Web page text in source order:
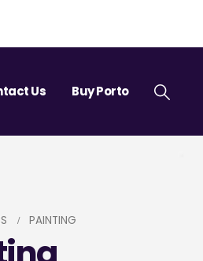
Us Buy Porto
PAINTING